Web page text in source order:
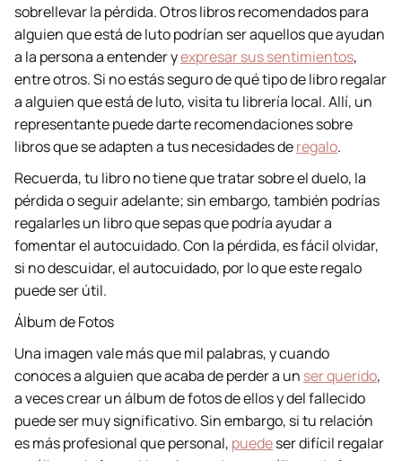
sobrellevar la pérdida. Otros libros recomendados para
alguien que está de luto podrían ser aquellos que ayudan
a la persona a entender yexpresar sus sentimientos,
entre otros. Si no estás seguro de qué tipo de libro regalar
a alguien que está de luto, visita tu librería local. Allí, un
representante puede darte recomendaciones sobre
libros que se adapten a tus necesidades deregalo.
Recuerda, tu libro no tiene que tratar sobre el duelo, la
pérdida o seguir adelante; sin embargo, también podrías
regalarles un libro que sepas que podría ayudar a
fomentar el autocuidado. Con la pérdida, es fácil olvidar,
si no descuidar, el autocuidado, por lo que este regalo
puede ser útil.
Álbum de Fotos
Una imagen vale más que mil palabras, y cuando
conoces a alguien que acaba de perder a un ser querido,
a veces crear un álbum de fotos de ellos y del fallecido
puede ser muy significativo. Sin embargo, si tu relación
es más profesional que personal, puedeser difícil regalar